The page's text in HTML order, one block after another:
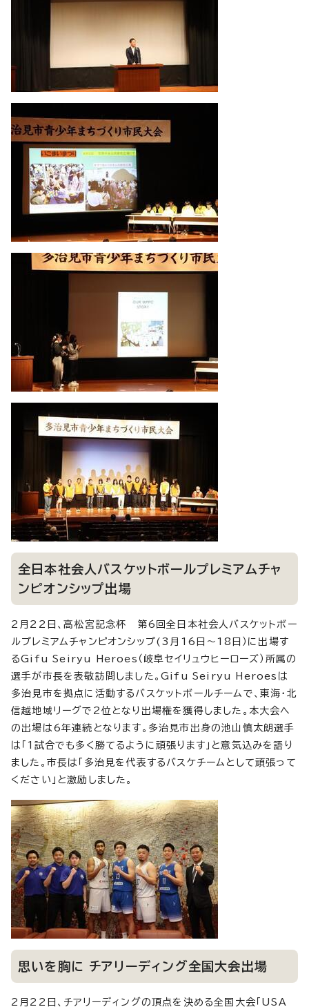
全日本社会人バスケットボールプレミアムチャ
ンピオンシップ出場
2月22日、高松宮記念杯 第6回全日本社会人バスケットボー
ルプレミアムチャンピオンシップ(3月16日～18日）に出場す
るGifu Seiryu Heroes（岐阜セイリュウヒーローズ）所属の
選手が市長を表敬訪問しました。Gifu Seiryu Heroesは
多治見市を拠点に活動するバスケットボールチームで、東海・北
信越地域リーグで2位となり出場権を獲得しました。本大会へ
の出場は6年連続となります。多治見市出身の池山慎太朗選手
は「1試合でも多く勝てるように頑張ります」と意気込みを語り
ました。市長は「多治見を代表するバスケチームとして頑張って
ください」と激励しました。
思いを胸に チアリーディング全国大会出場
2月22日、チアリーディングの頂点を決める全国大会「USA